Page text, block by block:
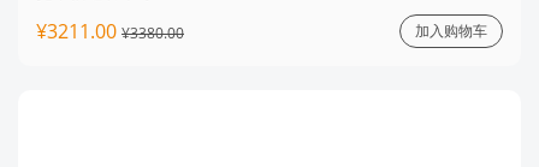
¥3211.00 ¥3380.00 加入购物车